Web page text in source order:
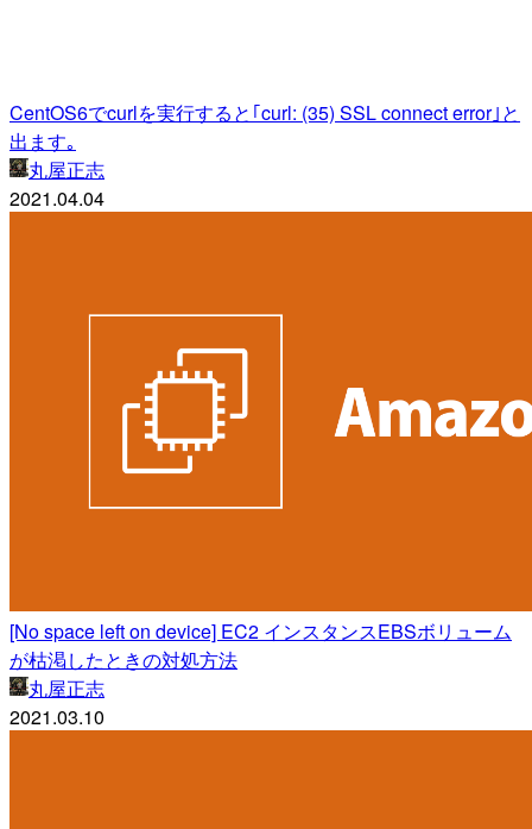
CentOS6でcurlを実行すると｢curl: (35) SSL connect error｣と
出ます｡
丸屋正志
2021.04.04
[No space left on device] EC2 インスタンスEBSボリューム
が枯渇したときの対処方法
丸屋正志
2021.03.10